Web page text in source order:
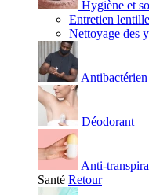
Hygiène et
Entretien
Nettoyage des
Antibactérien
Déodorant
Anti-
Santé Retour